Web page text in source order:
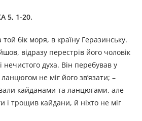
5, 1-20.
бік моря, в країну Геразинську.
відразу перестрів його чоловік
нечистого духа. Він перебував у
ланцюгом не міг його зв’язати; –
кайданами та ланцюгами, але
і трощив кайдани, й ніхто не міг